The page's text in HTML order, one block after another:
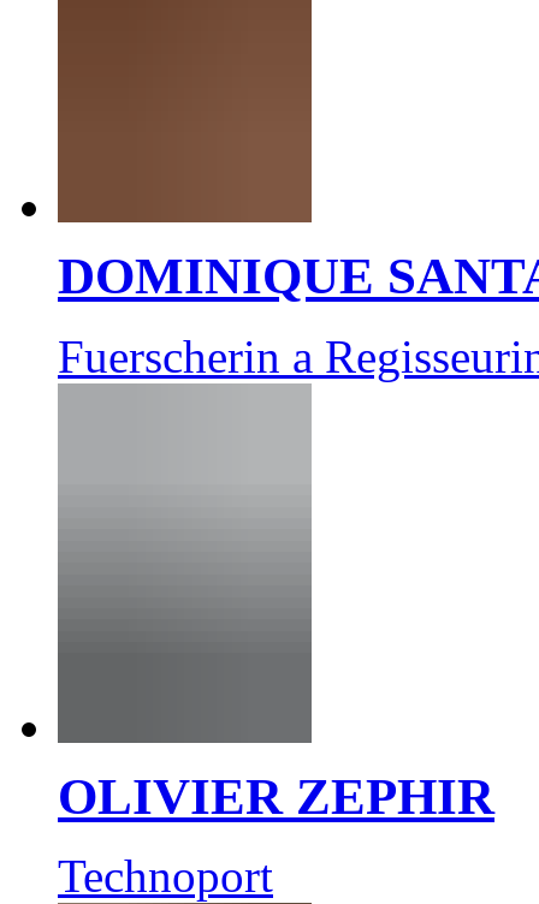
DOMINIQUE
Fuerscherin a
OLIVIER ZEPHIR
Technoport